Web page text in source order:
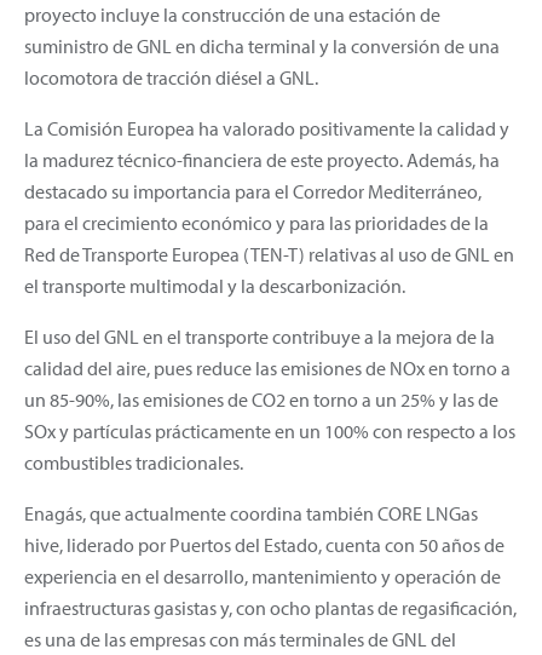
proyecto incluye la construcción de una estación de
suministro de GNL en dicha terminal y la conversión de una
locomotora de tracción diésel a GNL.
La Comisión Europea ha valorado positivamente la calidad y
la madurez técnico-financiera de este proyecto. Además, ha
destacado su importancia para el Corredor Mediterráneo,
para el crecimiento económico y para las prioridades de la
Red de Transporte Europea (TEN-T) relativas al uso de GNL en
el transporte multimodal y la descarbonización.
El uso del GNL en el transporte contribuye a la mejora de la
calidad del aire, pues reduce las emisiones de NOx en torno a
un 85-90%, las emisiones de CO2 en torno a un 25% y las de
SOx y partículas prácticamente en un 100% con respecto a los
combustibles tradicionales.
Enagás, que actualmente coordina también CORE LNGas
hive, liderado por Puertos del Estado, cuenta con 50 años de
experiencia en el desarrollo, mantenimiento y operación de
infraestructuras gasistas y, con ocho plantas de regasificación,
es una de las empresas con más terminales de GNL del